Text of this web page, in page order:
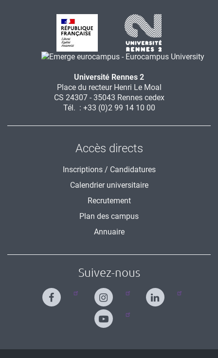
Université Rennes 2
Place du recteur Henri Le Moal
CS 24307 - 35043 Rennes cedex
Tél. : +33 (0)2 99 14 10 00
Accès directs
Inscriptions / Candidatures
Calendrier universitaire
Recrutement
Plan des campus
Annuaire
Suivez-nous